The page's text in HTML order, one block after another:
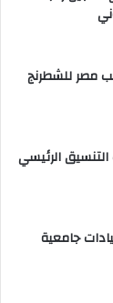
مصر للشطرنج
التنسيق الرئيسي
جامعية